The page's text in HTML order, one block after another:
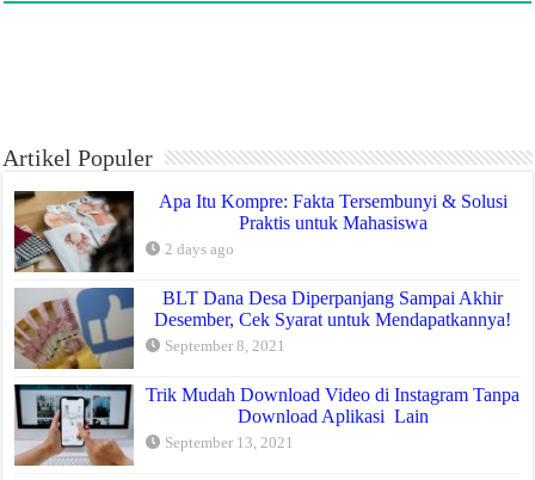
Artikel Populer
Apa Itu Kompre: Fakta Tersembunyi & Solusi
Praktis untuk Mahasiswa
2 days ago
BLT Dana Desa Diperpanjang Sampai Akhir
Desember, Cek Syarat untuk Mendapatkannya!
September 8, 2021
Trik Mudah Download Video di Instagram Tanpa
Download Aplikasi Lain
September 13, 2021